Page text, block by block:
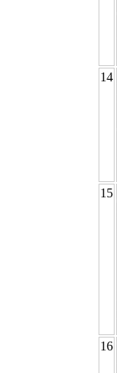
14
15
16